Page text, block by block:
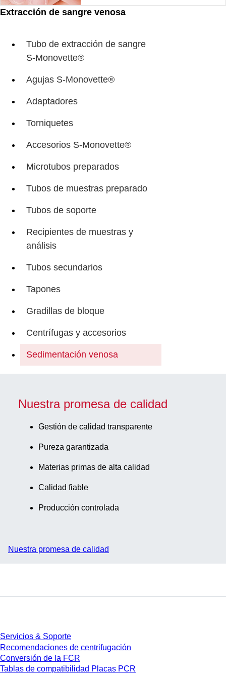
Extracción de sangre venosa
Tubo de extracción de sangre
S-Monovette®
Agujas S-Monovette®
Adaptadores
Torniquetes
Accesorios S-Monovette®
Microtubos preparados
Tubos de muestras preparado
Tubos de soporte
Recipientes de muestras y
análisis
Tubos secundarios
Tapones
Gradillas de bloque
Centrífugas y accesorios
Sedimentación venosa
Nuestra promesa de calidad
Gestión de calidad transparente
Pureza garantizada
Materias primas de alta calidad
Calidad fiable
Producción controlada
Nuestra promesa de calidad
Servicios & Soporte
Recomendaciones de centrifugación
Conversión de la FCR
Tablas de compatibilidad Placas PCR